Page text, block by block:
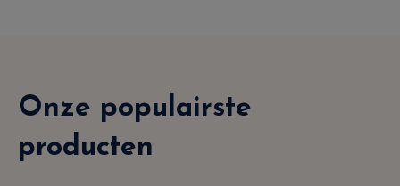
Onze populairste
producten